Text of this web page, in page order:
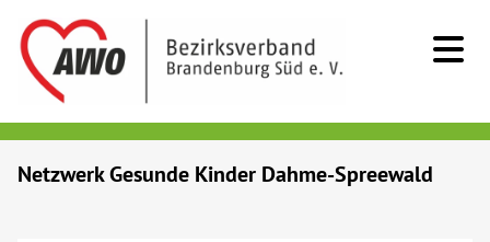
Netzwerk Gesunde Kinder Dahme-Spreewald